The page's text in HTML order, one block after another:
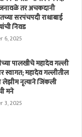
तर अचकदानी
सरपंचपदी राधाबाई
निवड
6, 2025
पालखीचे महादेव गल्ली
स्वागत; महादेव गल्लीतील
लेझीम नृत्याने जिंकली
मने
3, 2025